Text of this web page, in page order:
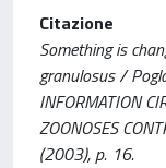
Citazione
Something is
granulosus /
INFORMATION
ZOONOSES
(2003), p. 16.